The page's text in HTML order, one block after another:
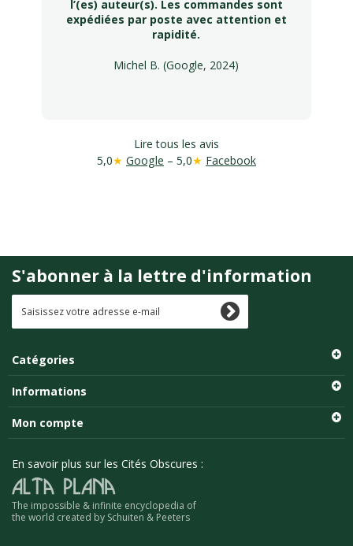
l’(es) auteur(s). Les commandes sont
expédiées par poste avec attention et
rapidité.
Michel B. (Google, 2024)
Lire tous les avis
5,0★ Google – 5,0★ Facebook
S'abonner à la lettre d'information
Catégories
Informations
Mon compte
En savoir plus sur les Cités Obscures :
The impossible & infinite encyclopedia of
the world created by Schuiten & Peeters